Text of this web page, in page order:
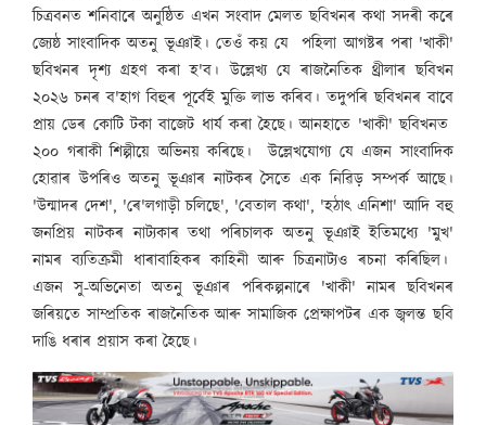
চিত্ৰবনত শনিবাৰে অনুষ্ঠিত এখন সংবাদ মেলত ছবিখনৰ কথা সদৰী কৰে
জ্যেষ্ঠ সাংবাদিক অতনু ভূঞাই। তেওঁ কয় যে পহিলা আগষ্টৰ পৰা 'খাকী'
ছবিখনৰ দৃশ্য গ্ৰহণ কৰা হ'ব। উল্লেখ্য যে ৰাজনৈতিক থ্ৰীলাৰ ছবিখন
২০২৬ চনৰ ব'হাগ বিহুৰ পূৰ্বেই মুক্তি লাভ কৰিব। তদুপৰি ছবিখনৰ বাবে
প্ৰায় ডেৰ কোটি টকা বাজেট ধাৰ্য কৰা হৈছে। আনহাতে 'খাকী' ছবিখনত
২০০ গৰাকী শিল্পীয়ে অভিনয় কৰিছে। উল্লেখযোগ্য যে এজন সাংবাদিক
হোৱাৰ উপৰিও অতনু ভূঞাৰ নাটকৰ সৈতে এক নিৱিড় সম্পৰ্ক আছে।
'উন্মাদৰ দেশ', 'ৰে'লগাড়ী চলিছে', 'বেতাল কথা', 'হঠাৎ এনিশা' আদি বহু
জনপ্ৰিয় নাটকৰ নাট্যকাৰ তথা পৰিচালক অতনু ভূঞাই ইতিমধ্যে 'মুখ'
নামৰ ব্যতিক্ৰমী ধাৰাবাহিকৰ কাহিনী আৰু চিত্ৰনাট্যও ৰচনা কৰিছিল।
এজন সু-অভিনেতা অতনু ভূঞাৰ পৰিকল্পনাৰে 'খাকী' নামৰ ছবিখনৰ
জৰিয়তে সাম্প্ৰতিক ৰাজনৈতিক আৰু সামাজিক প্ৰেক্ষাপটৰ এক জ্বলন্ত ছবি
দাঙি ধৰাৰ প্ৰয়াস কৰা হৈছে।